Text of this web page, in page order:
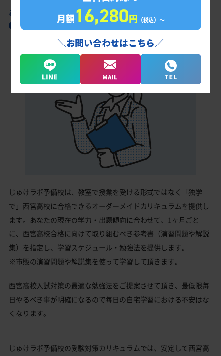
あなただけの学習計画だから成果が出る！
西宮高校合格に向けた受験対策カリキュラム
じゅけラボ予備校は、教室で授業を受ける形式ではなく「独学
で」西宮高校に合格できるオーダーメイドカリキュラムを提供し
ます。あなたの現在の学力・出題傾向に合わせて、1ヶ月ごと
に、西宮高校合格に向けて取り組むべき参考書（演習問題や解説
集）を指定し、学習スケジュール・勉強法を提供します。
※市販の演習問題や解説集を使って学習して頂きます。
西宮高校入試対策の最適な勉強法をご提案させて頂き、最低限毎
日やるべき事が明確になるので毎日の自宅学習における不安はな
くなります。
じゅけラボ予備校の受験対策カリキュラムでは、安定して西宮高
月額16,280円 （税込）〜
＼お問い合わせはこちら／